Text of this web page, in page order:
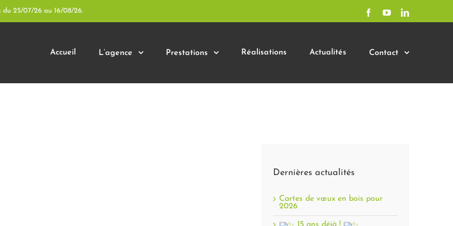
du 25/07/26 au 16/08/26. FacebookYouTubeLinkedIn
Accueil L’agence Prestations Réalisations Actualités Contact
Dernières actualités
Cartes de vœux en bois pour
2026